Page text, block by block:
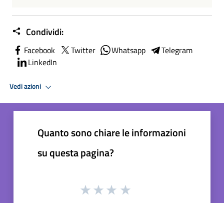
Condividi:
Facebook Twitter Whatsapp
Telegram
LinkedIn
Vedi azioni
Quanto sono chiare le informazioni
su questa pagina?